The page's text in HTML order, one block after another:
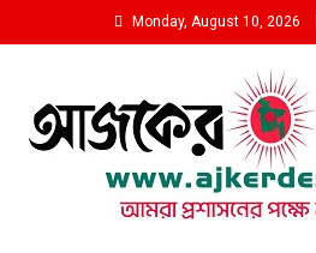
to
Monday, August 10, 2026